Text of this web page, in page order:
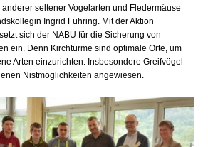
seltener Vogelarten und Fledermäuse
Ingrid Führing. Mit der Aktion
sich der NABU für die Sicherung von
ein. Denn Kirchtürme sind optimale Orte, um
Arten einzurichten. Insbesondere Greifvögel
Nistmöglichkeiten angewiesen.